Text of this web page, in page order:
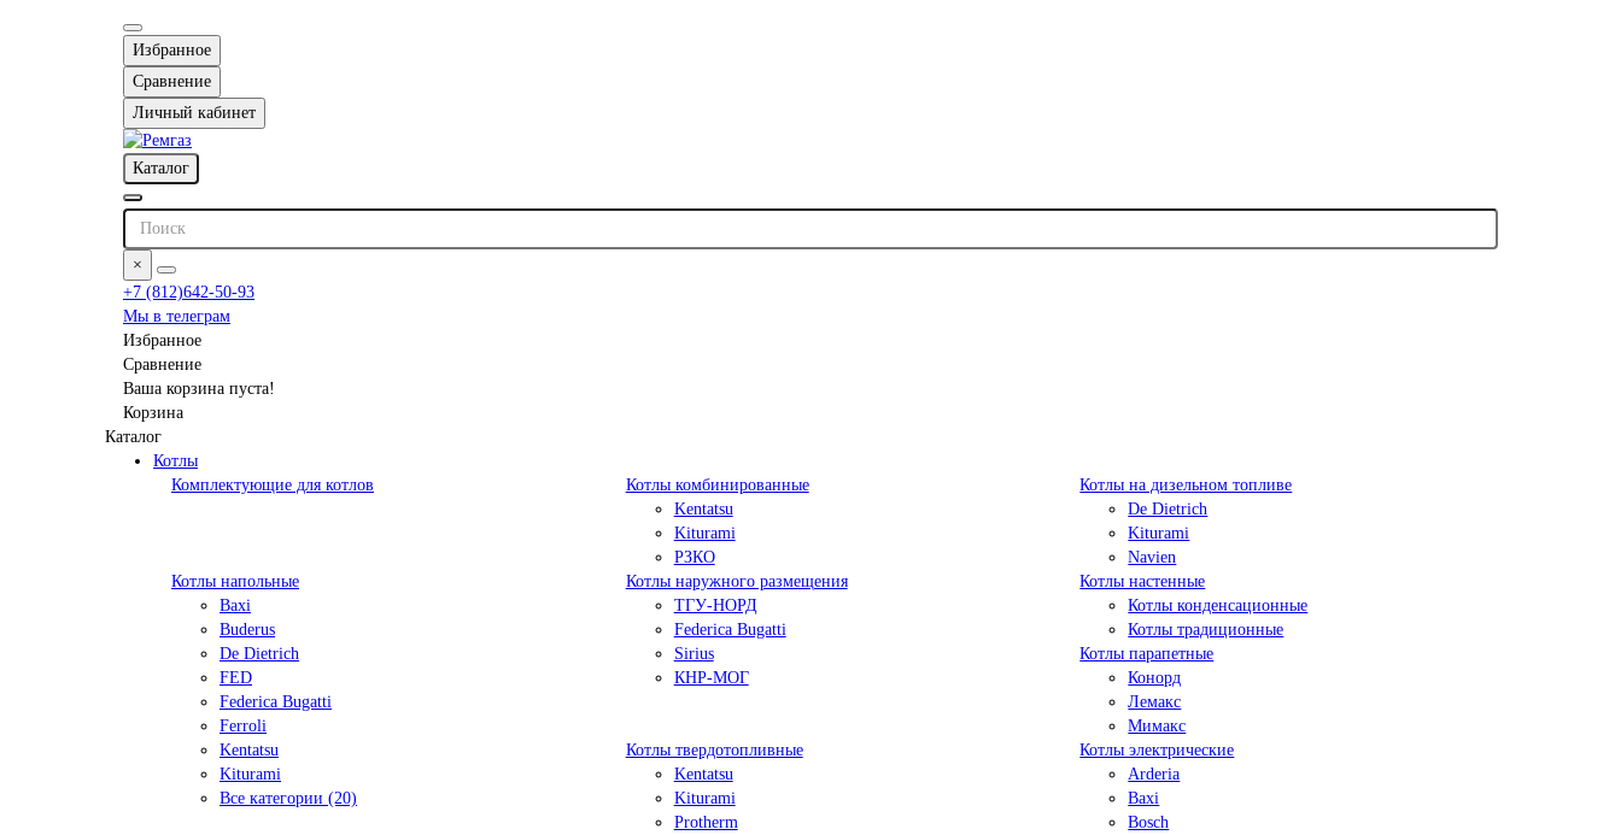
Избранное
Сравнение
Личный кабинет
Каталог
×
+7 (812)642-50-93
Мы в телеграм
Избранное
Сравнение
Ваша корзина пуста!
Корзина
Каталог
Котлы
Комплектующие для котлов
Котлы комбинированные
Kentatsu
Kiturami
РЗКО
Котлы на дизельном топливе
De Dietrich
Kiturami
Navien
Котлы напольные
Baxi
Buderus
De Dietrich
FED
Federica Bugatti
Ferroli
Kentatsu
Kiturami
Все категории (20)
Котлы наружного размещения
ТГУ-НОРД
Federica Bugatti
Sirius
КНР-МОГ
Котлы настенные
Котлы конденсационные
Котлы традиционные
Котлы парапетные
Конорд
Лемакс
Мимакс
Котлы твердотопливные
Kentatsu
Kiturami
Protherm
Котлы электрические
Arderia
Baxi
Bosch